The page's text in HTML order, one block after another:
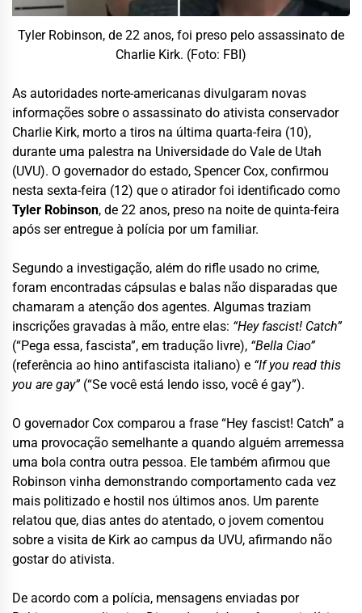
Tyler Robinson, de 22 anos, foi preso pelo assassinato de
Charlie Kirk. (Foto: FBI)
As autoridades norte-americanas divulgaram novas
informações sobre o assassinato do ativista conservador
Charlie Kirk, morto a tiros na última quarta-feira (10),
durante uma palestra na Universidade do Vale de Utah
(UVU). O governador do estado, Spencer Cox, confirmou
nesta sexta-feira (12) que o atirador foi identificado como
Tyler Robinson, de 22 anos, preso na noite de quinta-feira
após ser entregue à polícia por um familiar.
Segundo a investigação, além do rifle usado no crime,
foram encontradas cápsulas e balas não disparadas que
chamaram a atenção dos agentes. Algumas traziam
inscrições gravadas à mão, entre elas: “Hey fascist! Catch”
(“Pega essa, fascista”, em tradução livre), “Bella Ciao”
(referência ao hino antifascista italiano) e “If you read this
you are gay”(“Se você está lendo isso, você é gay”).
O governador Cox comparou a frase “Hey fascist! Catch” a
uma provocação semelhante a quando alguém arremessa
uma bola contra outra pessoa. Ele também afirmou que
Robinson vinha demonstrando comportamento cada vez
mais politizado e hostil nos últimos anos. Um parente
relatou que, dias antes do atentado, o jovem comentou
sobre a visita de Kirk ao campus da UVU, afirmando não
gostar do ativista.
De acordo com a polícia, mensagens enviadas por